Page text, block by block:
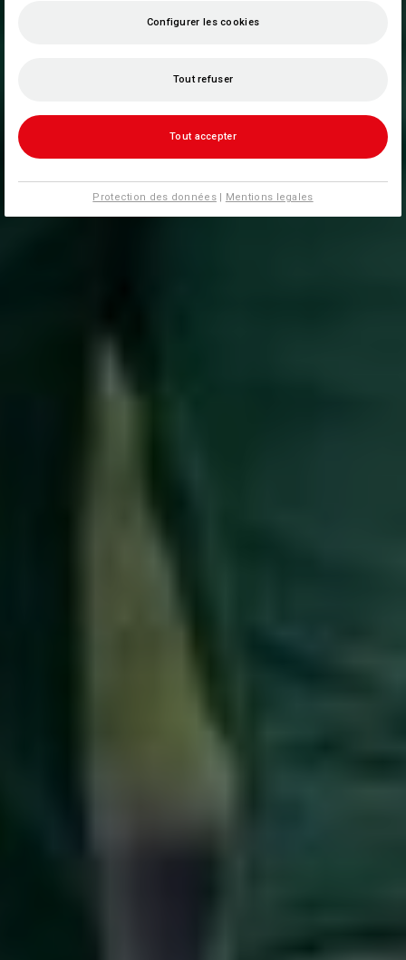
Configurer les cookies
Tout refuser
Tout accepter
Protection des données| Mentions legales